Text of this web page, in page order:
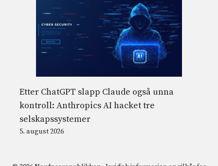
Etter ChatGPT slapp Claude også unna
kontroll: Anthropics AI hacket tre
selskapssystemer
5. august 2026